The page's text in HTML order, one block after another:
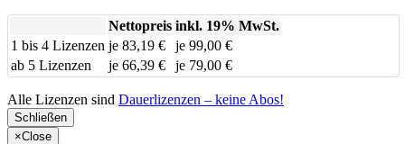
Nettopreis inkl. 19% MwSt.
1 bis 4 Lizenzen je 83,19 €
je 99,00 €
ab 5 Lizenzen
je 66,39 € je 79,00 €
Alle Lizenzen sind Dauerlizenzen – keine Abos!
Schließen
×Close